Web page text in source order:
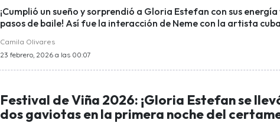
¡Cumplió un sueño y sorprendió a Gloria Estefan con sus energía
pasos de baile! Así fue la interacción de Neme con la artista
Camila Olivares
23 febrero, 2026 a las 00:07
Festival de Viña 2026: ¡Gloria Estefan se
dos gaviotas en la primera noche del